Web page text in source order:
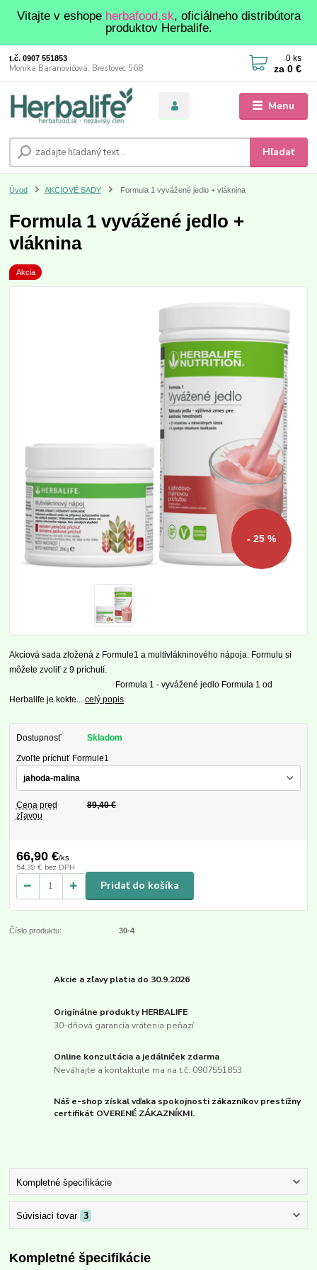
Vitajte v eshope herbafood.sk, oficiálneho distribútora
produktov Herbalife.
Menu
Hľadať
t.č. 0907 551853
Monika Baranovičová, Brestovec 568
0ks
za 0 €
Úvod AKCIOVÉ SADY Formula 1 vyvážené jedlo + vláknina
Formula 1 vyvážené jedlo +
vláknina
Akcia
- 25 %
Akciová sada zložená z Formule1 a multivlákninového nápoja. Formulu si
môžete zvoliť z 9 príchutí.
Formula 1 - vyvážené jedlo Formula 1 od
Herbalife je kokte...celý popis
Dostupnosť Skladom
Zvoľte príchuť Formule1
Cena pred
zľavou
89,40 €
66,90 €/ks
54,39 € bez DPH
Pridať do košíka
Číslo produktu: 30-4
Akcie a zľavy platia do 30.9.2026
Originálne produkty HERBALIFE
30-dňová garancia vrátenia peňazí
Online konzultácia a jedálniček zdarma
Neváhajte a kontaktujte ma na t.č. 0907551853
Náš e-shop získal vďaka spokojnosti zákazníkov prestížny
certifikát OVERENÉ ZÁKAZNÍKMI.
Kompletné špecifikácie
Súvisiaci tovar 3
Kompletné špecifikácie